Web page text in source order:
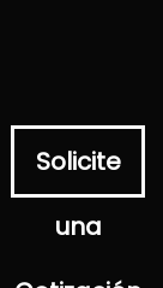
Solicite
una